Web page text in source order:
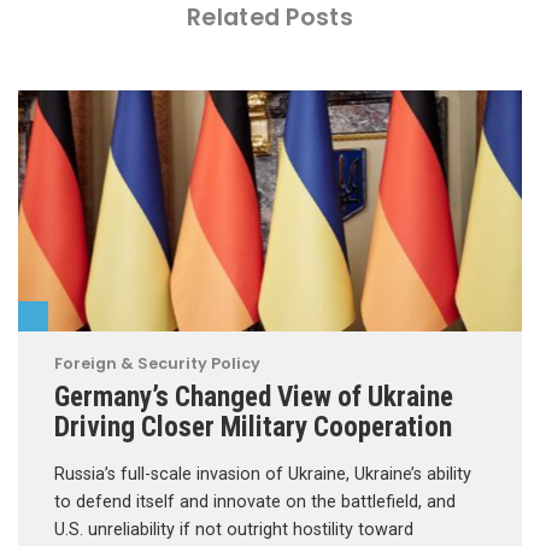
Related Posts
Foreign & Security Policy
Germany’s Changed View of Ukraine
Driving Closer Military Cooperation
Russia’s full-scale invasion of Ukraine, Ukraine’s ability
to defend itself and innovate on the battlefield, and
U.S. unreliability if not outright hostility toward